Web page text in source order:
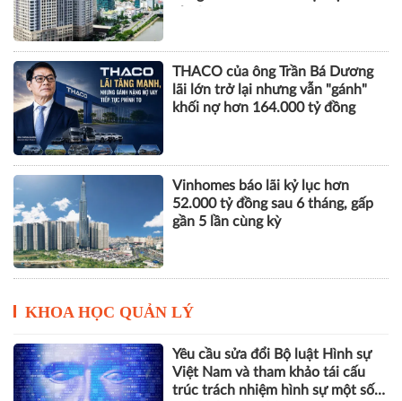
THACO của ông Trần Bá Dương
lãi lớn trở lại nhưng vẫn "gánh"
khối nợ hơn 164.000 tỷ đồng
Vinhomes báo lãi kỷ lục hơn
52.000 tỷ đồng sau 6 tháng, gấp
gần 5 lần cùng kỳ
KHOA HỌC QUẢN LÝ
Yêu cầu sửa đổi Bộ luật Hình sự
Việt Nam và tham khảo tái cấu
trúc trách nhiệm hình sự một số